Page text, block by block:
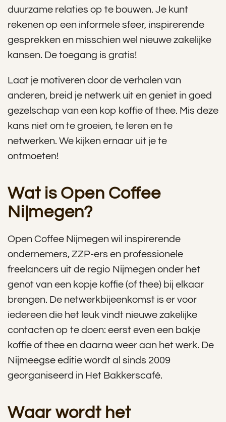
duurzame relaties op te bouwen. Je kunt
rekenen op een informele sfeer, inspirerende
gesprekken en misschien wel nieuwe zakelijke
kansen. De toegang is gratis!
Laat je motiveren door de verhalen van
anderen, breid je netwerk uit en geniet in goed
gezelschap van een kop koffie of thee. Mis deze
kans niet om te groeien, te leren en te
netwerken. We kijken ernaar uit je te
ontmoeten!
Wat is Open Coffee
Nijmegen?
Open Coffee Nijmegen wil inspirerende
ondernemers, ZZP-ers en professionele
freelancers uit de regio Nijmegen onder het
genot van een kopje koffie (of thee) bij elkaar
brengen. De netwerkbijeenkomst is er voor
iedereen die het leuk vindt nieuwe zakelijke
contacten op te doen: eerst even een bakje
koffie of thee en daarna weer aan het werk. De
Nijmeegse editie wordt al sinds 2009
georganiseerd in Het Bakkerscafé.
Waar wordt het